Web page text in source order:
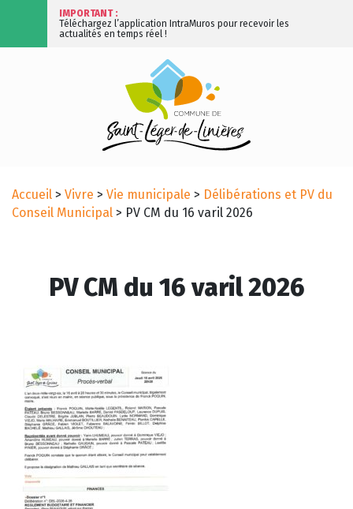
IMPORTANT :
Téléchargez l’application IntraMuros pour recevoir les
actualités en temps réel !
Accueil > Vivre > Vie municipale > Délibérations et PV du
Conseil Municipal > PV CM du 16 varil 2026
PV CM du 16 varil 2026